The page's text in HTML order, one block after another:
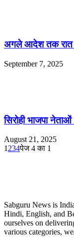
अगले आदेश तक
September 7, 2025
सिरोही भाजपा
August 21, 2025
1 234पेज 4 का 1
Sabguru News is
Hindi, English, and
ourselves on
various categories,